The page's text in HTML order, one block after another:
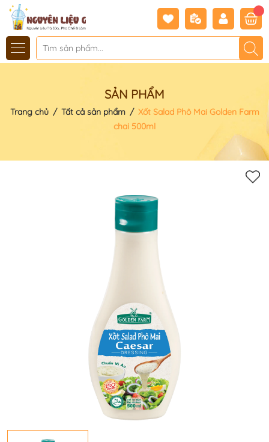
SẢN PHẨM
Trang chủ / Tất cả sản phẩm / Xốt Salad Phô Mai Golden Farm
chai 500ml